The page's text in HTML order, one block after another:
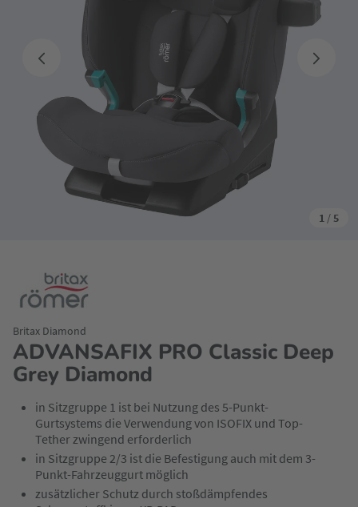
1 / 5
ADVANSAFIX PRO Classic Deep
Grey Diamond
Britax Diamond
in Sitzgruppe 1 ist bei Nutzung des 5-Punkt-
Gurtsystems die Verwendung von ISOFIX und Top-
Tether zwingend erforderlich
in Sitzgruppe 2/3 ist die Befestigung auch mit dem 3-
Punkt-Fahrzeuggurt möglich
zusätzlicher Schutz durch stoßdämpfendes